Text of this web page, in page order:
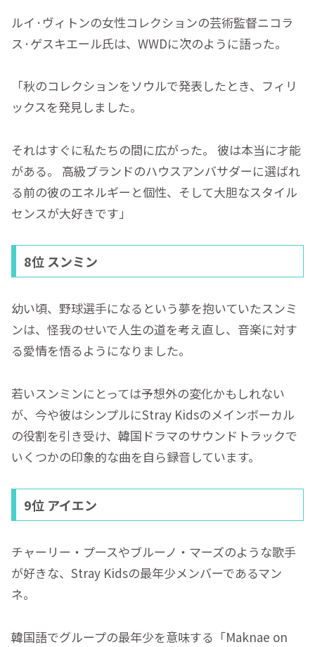
ルイ·ヴィトンの女性コレクションの芸術監督ニコラ
ス·ゲスキエール氏は、WWDに次のように語った。
「秋のコレクションをソウルで発表したとき、フィリ
ックスを発見しました。
それはすぐに私たちの間に広がった。 彼は本当に才能
がある。 高級ブランドのハウスアンバサダーに選ばれ
る前の彼のエネルギーと個性、そして大胆なスタイル
センスが大好きです」
8位 スンミン
幼い頃、野球選手になるという夢を抱いていたスンミ
ンは、怪我のせいで人生の道を考え直し、音楽に対す
る愛情を悟るようになりました。
若いスンミンにとっては予想外の変化かもしれない
が、今や彼はシンプルにStray Kidsのメインボーカル
の役割を引き受け、韓国ドラマのサウンドトラックで
いくつかの印象的な曲を自ら録音しています。
9位 アイエン
チャーリー・プースやブルーノ・マーズのような歌手
が好きな、Stray Kidsの最年少メンバーであるマン
ネ。
韓国語でグループの最年少を意味する「Maknae on